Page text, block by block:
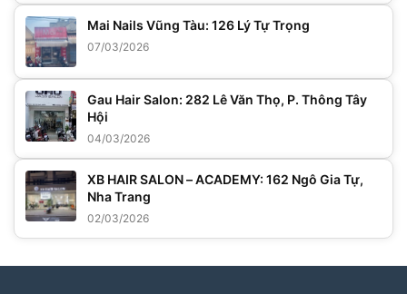
Mai Nails Vũng Tàu: 126 Lý Tự Trọng
07/03/2026
Gau Hair Salon: 282 Lê Văn Thọ, P. Thông Tây
Hội
04/03/2026
XB HAIR SALON – ACADEMY: 162 Ngô Gia Tự,
Nha Trang
02/03/2026